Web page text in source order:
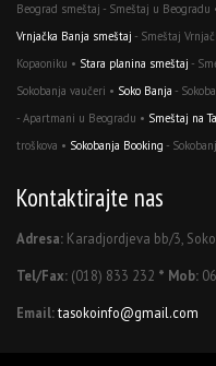
Beograd smeštaj - Smeštaj u Beogradu
Vrnjačka Banja smeštaj - Smeštaj
Kopaoniku • Stara planina smeštaj -
Sokobanja vaučeri • Soko Banja -
- Apartmani u Beogradu • Smeštaj na
troškova • Sokobanja Booking -
Kontaktirajte nas
Adresa: Karadjordjeva bb/3,
Tel/Fax: (018) 833 232 * Mob:
Email:tasokoinfo@gmail.com